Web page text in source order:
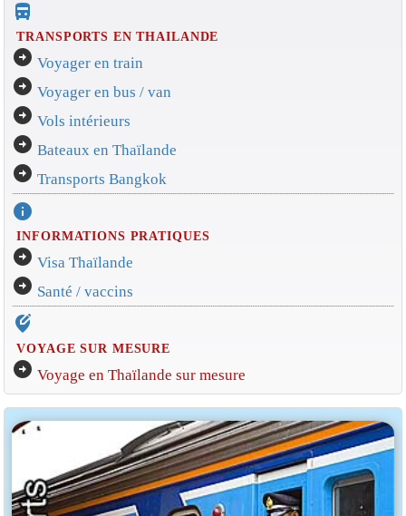
directions_bus_filled
TRANSPORTS EN THAILANDE
arrow_circle_right Voyager en train
arrow_circle_right Voyager en bus / van
arrow_circle_right Vols intérieurs
arrow_circle_right Bateaux en Thaïlande
arrow_circle_right Transports Bangkok
info
INFORMATIONS PRATIQUES
arrow_circle_right Visa Thaïlande
arrow_circle_right Santé / vaccins
edit_location_alt
VOYAGE SUR MESURE
arrow_circle_right Voyage en Thaïlande sur mesure